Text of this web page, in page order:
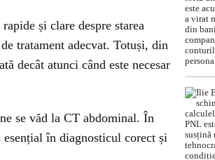
și clare despre starea
tratament adecvat. Totuși, din
decât atunci când este necesar
se văd la CT abdominal. În
în diagnosticul corect și